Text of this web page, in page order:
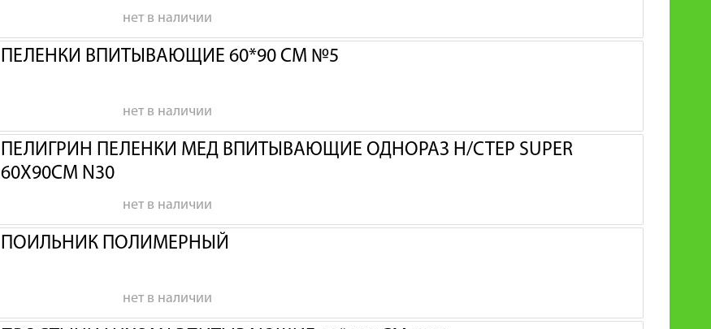
нет в наличии
ПЕЛЕНКИ ВПИТЫВАЮЩИЕ 60*90 СМ №5
нет в наличии
ПЕЛИГРИН ПЕЛЕНКИ МЕД ВПИТЫВАЮЩИЕ ОДНОРАЗ Н/СТЕР SUPER
60Х90СМ N30
нет в наличии
ПОИЛЬНИК ПОЛИМЕРНЫЙ
нет в наличии